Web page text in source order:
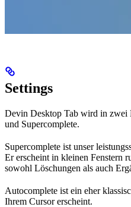
Settings
Devin Desktop Tab wird in zwei
und Supercomplete.
Supercomplete ist unser
Er erscheint in kleinen Fenstern
sowohl Löschungen als auch
Autocomplete ist ein eher
Ihrem Cursor erscheint.